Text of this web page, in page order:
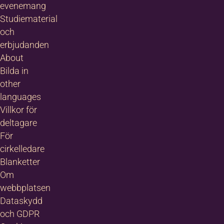
12 99
Umeå
evenemang
Studiematerial
och
erbjudanden
About
Bilda in
other
languages
Villkor för
deltagare
För
cirkelledare
Blanketter
Om
webbplatsen
Dataskydd
och GDPR